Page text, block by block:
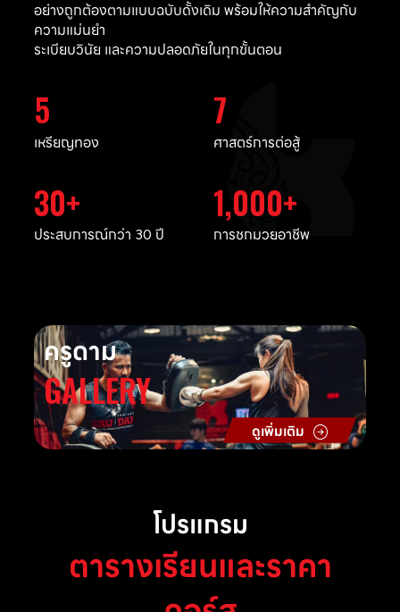
อย่างถูกต้องตามแบบฉบับดั้งเดิม พร้อมให้ความสำคัญกับ
ความแม่นยำ
ระเบียบวินัย และความปลอดภัยในทุกขั้นตอน
5
เหรียญทอง
7
ศาสตร์การต่อสู้
30
ประสบการณ์กว่า 30 ปี
1,000
การชกมวยอาชีพ
ครูดาม
GALLERY
ดูเพิ่มเติม
โปรแกรม
ตารางเรียนและราคา